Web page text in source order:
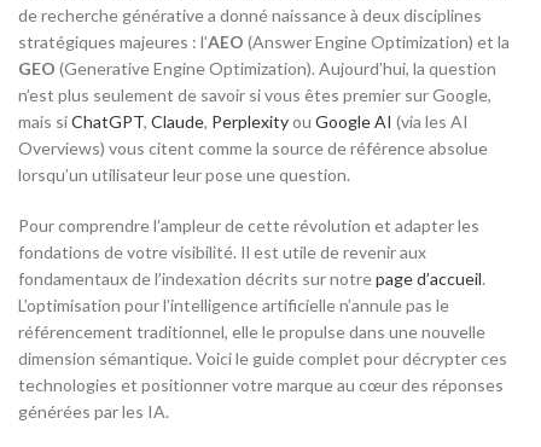
de recherche générative a donné naissance à deux disciplines
stratégiques majeures : l’AEO (Answer Engine Optimization) et la
GEO (Generative Engine Optimization). Aujourd’hui, la question
n’est plus seulement de savoir si vous êtes premier sur Google,
mais siChatGPT, Claude, Perplexityou Google AI (via les AI
Overviews) vous citent comme la source de référence absolue
lorsqu’un utilisateur leur pose une question.
Pour comprendre l’ampleur de cette révolution et adapter les
fondations de votre visibilité. Il est utile de revenir aux
fondamentaux de l’indexation décrits sur notrepage d’accueil.
L’optimisation pour l’intelligence artificielle n’annule pas le
référencement traditionnel, elle le propulse dans une nouvelle
dimension sémantique. Voici le guide complet pour décrypter ces
technologies et positionner votre marque au cœur des réponses
générées par les IA.